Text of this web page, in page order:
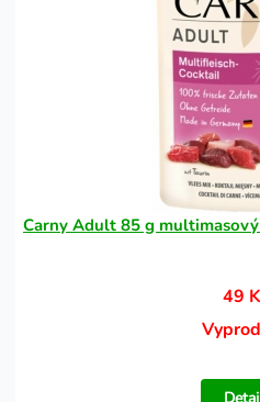
Carny Adult 85 g
49